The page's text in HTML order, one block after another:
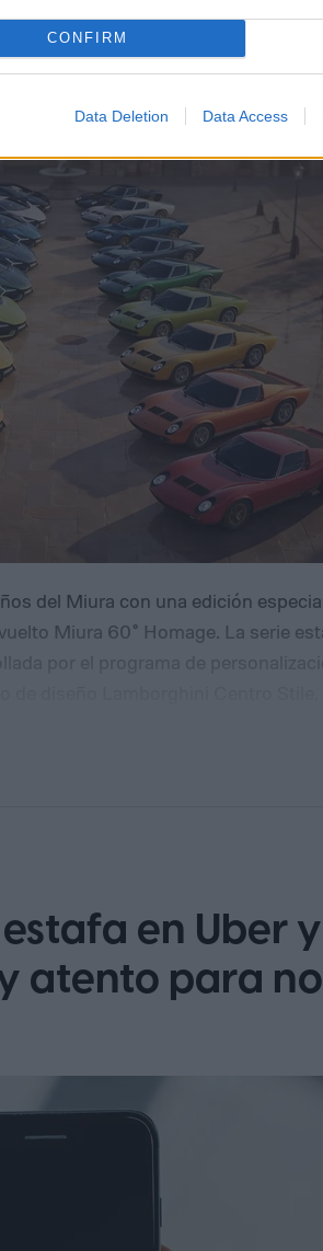
CONFIRM
Data Deletion Data Access
la leyenda
Revuelto
del Miura con una edición
Miura 60° Homage. La serie
durante la Monterey Car
elementos visuales asociados con
en Uber y
atento para no